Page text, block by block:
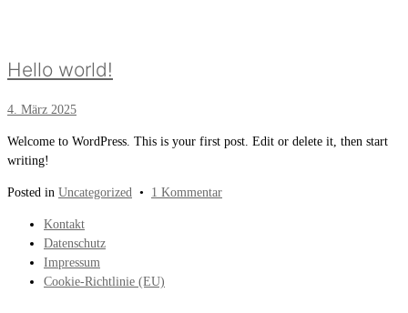
Hello world!
4. März 2025
Welcome to WordPress. This is your first post. Edit or delete it, then start
writing!
Posted in Uncategorized • 1 Kommentarzu
Kontakt
Datenschutz
Impressum
Cookie-Richtlinie (EU)